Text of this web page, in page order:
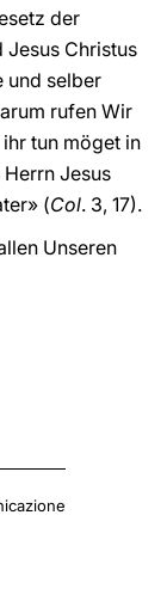
der
Jesus Christus
und selber
rufen Wir
tun möget in
Jesus
(Col. 3, 17).
Unseren